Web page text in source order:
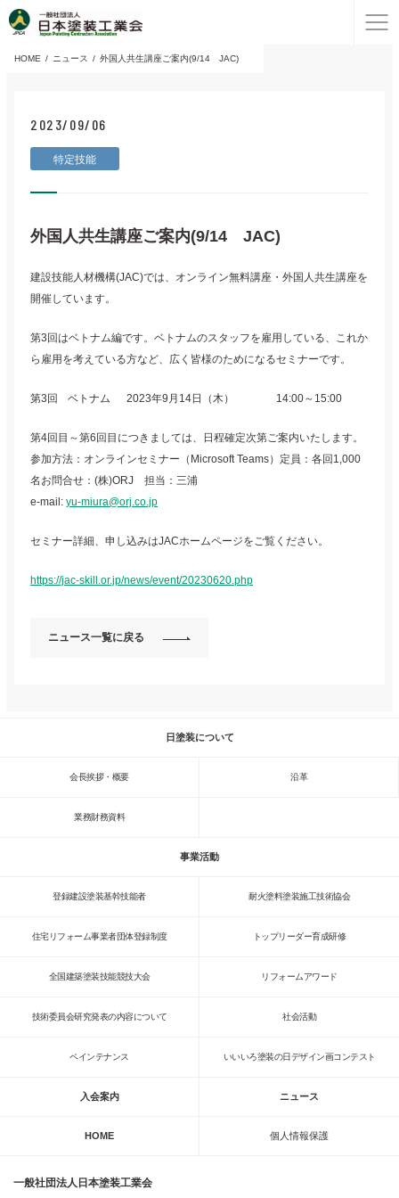
HOME ニュース 外国人共生講座ご案内(9/14 JAC)
2023/09/06
特定技能
外国人共生講座ご案内(9/14 JAC)
建設技能人材機構(JAC)では、オンライン無料講座・外国人共生講座を
開催しています。
第3回はベトナム編です。ベトナムのスタッフを雇用している、これか
ら雇用を考えている方など、広く皆様のためになるセミナーです。
第3回 ベトナム 2023年9月14日（木） 14:00～15:00
第4回目～第6回目につきましては、日程確定次第ご案内いたします。
参加方法：オンラインセミナー（Microsoft Teams）定員：各回1,000
名お問合せ：(株)ORJ 担当：三浦
e-mail:yu-miura@orj.co.jp
セミナー詳細、申し込みはJACホームページをご覧ください。
https://jac-skill.or.jp/news/event/20230620.php
ニュース一覧に戻る
日塗装について
会長挨拶・概要 沿革
業務財務資料
事業活動
登録建設塗装基幹技能者 耐火塗料塗装施工技術協会
住宅リフォーム事業者団体登録制度 トップリーダー育成研修
全国建築塗装技能競技大会 リフォームアワード
技術委員会研究発表の内容について 社会活動
ペインテナンス いいいろ塗装の日デザイン画コンテスト
入会案内 ニュース
HOME 個人情報保護
一般社団法人日本塗装工業会